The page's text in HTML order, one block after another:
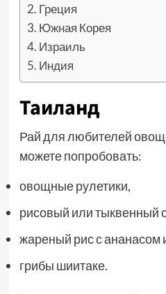
Греция
Южная Корея
Израиль
Индия
Таиланд
Рай для любителей
можете попробовать:
овощные рулетики,
рисовый или тыквенный
жареный рис с ананасом
грибы шиитаке.